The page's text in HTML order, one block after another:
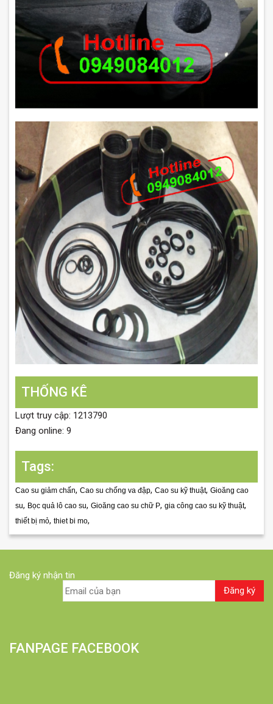
THỐNG KÊ
Lượt truy cập: 1213790
Đang online: 9
Tags:
Cao su giảm chấn, Cao su chống va đập, Cao su kỹ thuật, Gioăng cao
su, Bọc quả lô cao su, Gioăng cao su chữ P, gia công cao su kỹ thuật,
thiết bị mỏ, thiet bi mo,
Đăng ký nhận tin
FANPAGE FACEBOOK